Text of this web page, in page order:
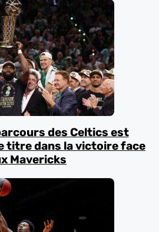
des Celtics est
titre dans la victoire face
Mavericks